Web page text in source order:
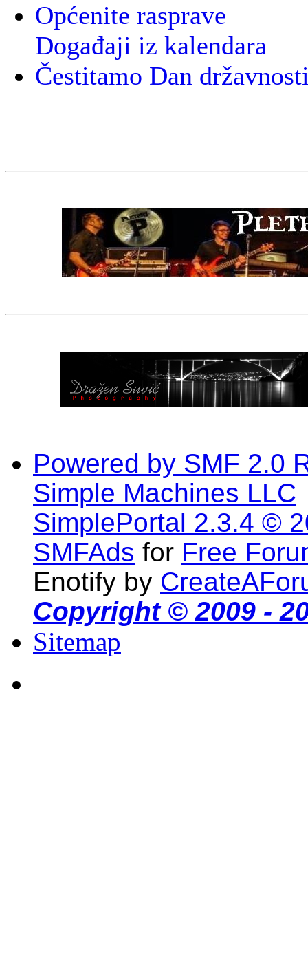
Općenite rasprave
Događaji iz kalendara
Čestitamo Dan
Powered by SMF 2.0
Simple Machines LLC
SimplePortal 2.3.4 ©
SMFAds for Free
Enotify by
Copyright © 2009 -
Sitemap